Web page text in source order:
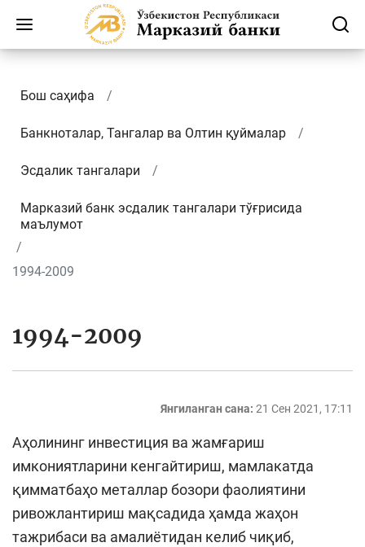
Бош саҳифа
Банкноталар, Тангалар ва Олтин қуймалар
Эсдалик тангалари
Марказий банк эсдалик тангалари тўғрисида
маълумот
1994-2009
1994-2009
Янгиланган сана: 21 Сен 2021, 17:11
Аҳолининг инвестиция ва жамғариш
имкониятларини кенгайтириш, мамлакатда
қимматбаҳо металлар бозори фаолиятини
ривожлантириш мақсадида ҳамда жаҳон
тажрибаси ва амалиётидан келиб чиқиб,